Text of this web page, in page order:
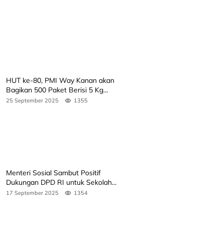
HUT ke-80, PMI Way Kanan akan
Bagikan 500 Paket Berisi 5 Kg
Beras
25 September 2025 1355
Menteri Sosial Sambut Positif
Dukungan DPD RI untuk Sekolah
Rakyat
17 September 2025 1354